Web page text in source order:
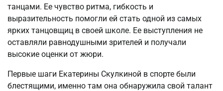
танцами. Ее чувство ритма, гибкость и
выразительность помогли ей стать одной из самых
ярких танцовщиц в своей школе. Ее выступления не
оставляли равнодушными зрителей и получали
высокие оценки от жюри.
Первые шаги Екатерины Скулкиной в спорте были
блестящими, именно там она обнаружила свой талант